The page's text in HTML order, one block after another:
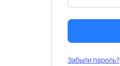
Забыли пароль?